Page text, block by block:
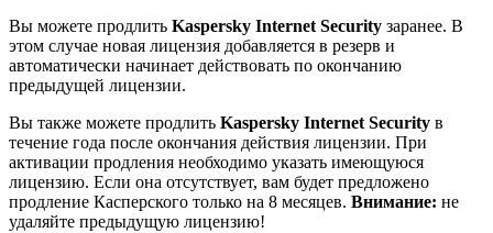
Вы можете продлить Kaspersky Internet Security заранее. В
этом случае новая лицензия добавляется в резерв и
автоматически начинает действовать по окончанию
предыдущей лицензии.
Вы также можете продлить Kaspersky Internet Security в
течение года после окончания действия лицензии. При
активации продления необходимо указать имеющуюся
лицензию. Если она отсутствует, вам будет предложено
продление Касперского только на 8 месяцев. Внимание: не
удаляйте предыдущую лицензию!